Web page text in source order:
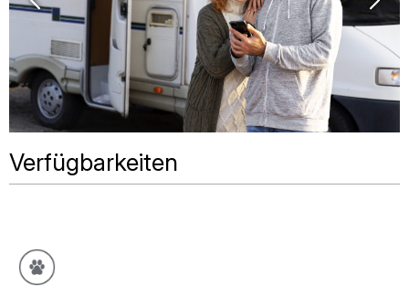
Verfügbarkeiten